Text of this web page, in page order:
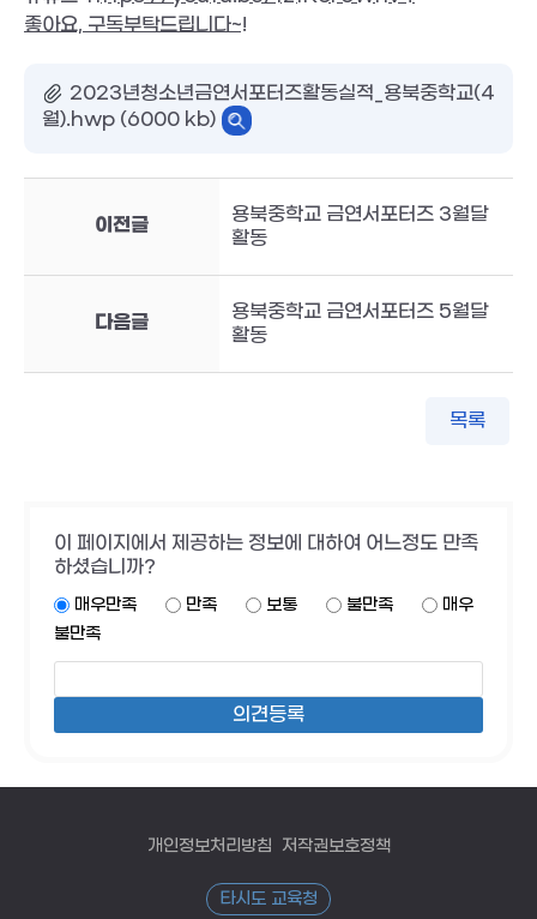
좋아요, 구독부탁드립니다~!
2023년청소년금연서포터즈활동실적_용북중학교(4
월).hwp (6000 kb)
이전글
용북중학교 금연서포터즈 3월달
활동
다음글
용북중학교 금연서포터즈 5월달
활동
목록
이 페이지에서 제공하는 정보에 대하여 어느정도 만족
하셨습니까?
매우만족 만족 보통 불만족
매우
불만족
개인정보처리방침 저작권보호정책
타시도 교육청